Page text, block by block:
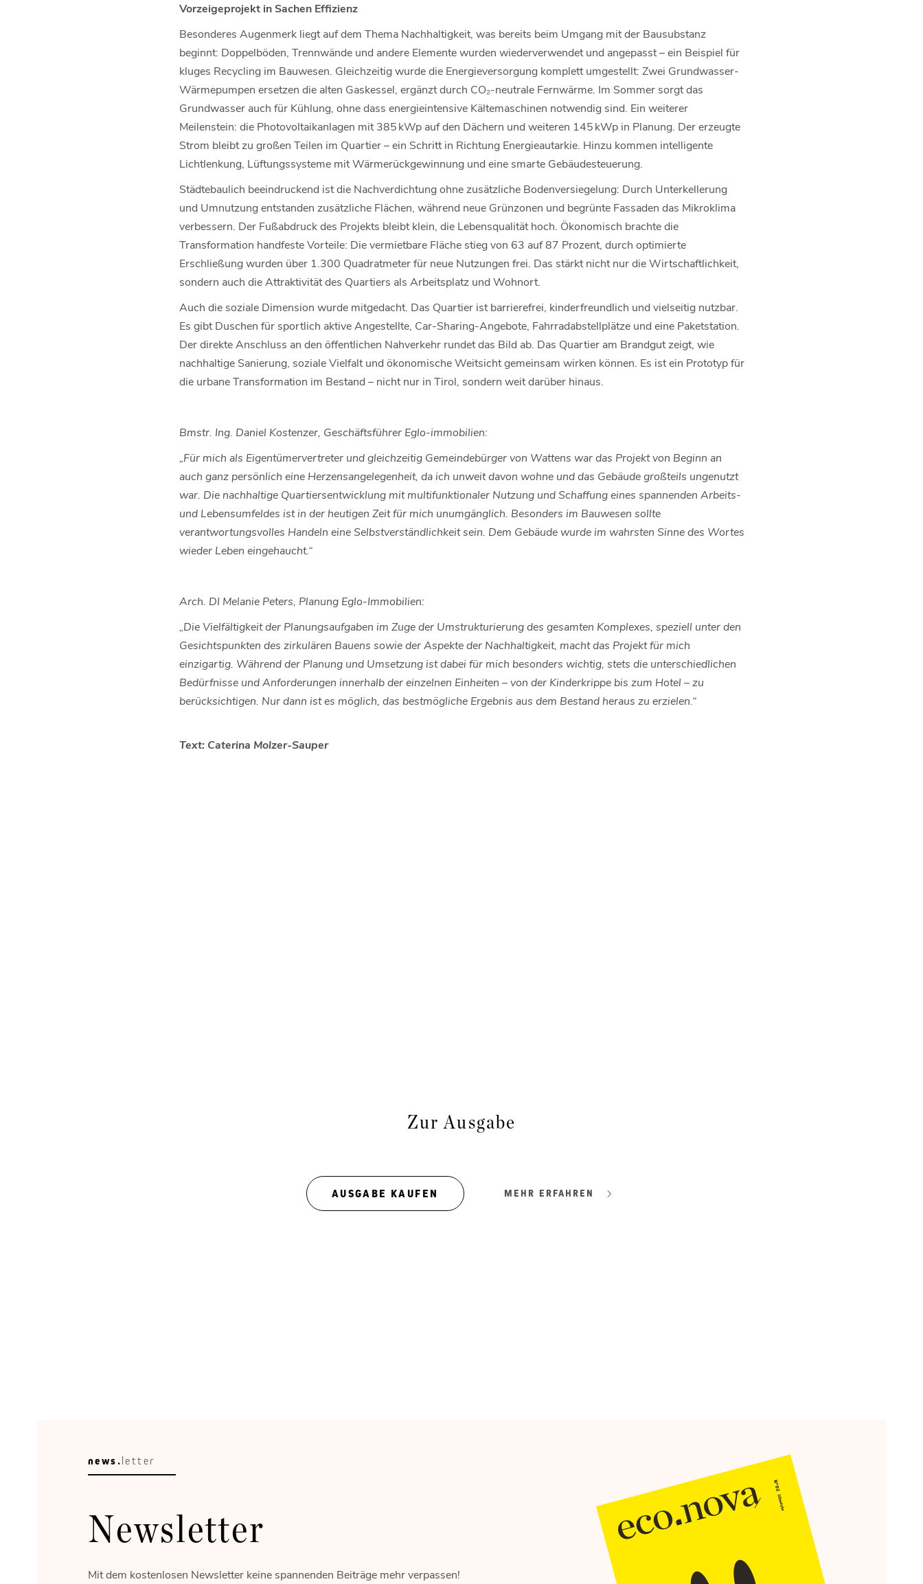
Vorzeigeprojekt in Sachen Effizienz
Besonderes Augenmerk liegt auf dem Thema Nachhaltigkeit, was bereits beim Umgang mit der Bausubstanz
beginnt: Doppelböden, Trennwände und andere Elemente wurden wiederverwendet und angepasst – ein Beispiel für
kluges Recycling im Bauwesen. Gleichzeitig wurde die Energieversorgung komplett umgestellt: Zwei Grundwasser-
Wärmepumpen ersetzen die alten Gaskessel, ergänzt durch CO₂-neutrale Fernwärme. Im Sommer sorgt das
Grundwasser auch für Kühlung, ohne dass energieintensive Kältemaschinen notwendig sind. Ein weiterer
Meilenstein: die Photovoltaikanlagen mit 385 kWp auf den Dächern und weiteren 145 kWp in Planung. Der erzeugte
Strom bleibt zu großen Teilen im Quartier – ein Schritt in Richtung Energieautarkie. Hinzu kommen intelligente
Lichtlenkung, Lüftungssysteme mit Wärmerückgewinnung und eine smarte Gebäudesteuerung.
Städtebaulich beeindruckend ist die Nachverdichtung ohne zusätzliche Bodenversiegelung: Durch Unterkellerung
und Umnutzung entstanden zusätzliche Flächen, während neue Grünzonen und begrünte Fassaden das Mikroklima
verbessern. Der Fußabdruck des Projekts bleibt klein, die Lebensqualität hoch. Ökonomisch brachte die
Transformation handfeste Vorteile: Die vermietbare Fläche stieg von 63 auf 87 Prozent, durch optimierte
Erschließung wurden über 1.300 Quadratmeter für neue Nutzungen frei. Das stärkt nicht nur die Wirtschaftlichkeit,
sondern auch die Attraktivität des Quartiers als Arbeitsplatz und Wohnort.
Auch die soziale Dimension wurde mitgedacht. Das Quartier ist barrierefrei, kinderfreundlich und vielseitig nutzbar.
Es gibt Duschen für sportlich aktive Angestellte, Car-Sharing-Angebote, Fahrradabstellplätze und eine Paketstation.
Der direkte Anschluss an den öffentlichen Nahverkehr rundet das Bild ab. Das Quartier am Brandgut zeigt, wie
nachhaltige Sanierung, soziale Vielfalt und ökonomische Weitsicht gemeinsam wirken können. Es ist ein Prototyp für
die urbane Transformation im Bestand – nicht nur in Tirol, sondern weit darüber hinaus.
Bmstr. Ing. Daniel Kostenzer, Geschäftsführer Eglo-immobilien:
„Für mich als Eigentümervertreter und gleichzeitig Gemeindebürger von Wattens war das Projekt von Beginn an
auch ganz persönlich eine Herzensangelegenheit, da ich unweit davon wohne und das Gebäude großteils ungenutzt
war. Die nachhaltige Quartiersentwicklung mit multifunktionaler Nutzung und Schaffung eines spannenden Arbeits-
und Lebensumfeldes ist in der heutigen Zeit für mich unumgänglich. Besonders im Bauwesen sollte
verantwortungsvolles Handeln eine Selbstverständlichkeit sein. Dem Gebäude wurde im wahrsten Sinne des Wortes
wieder Leben eingehaucht.“
Arch. DI Melanie Peters, Planung Eglo-Immobilien:
„Die Vielfältigkeit der Planungsaufgaben im Zuge der Umstrukturierung des gesamten Komplexes, speziell unter den
Gesichtspunkten des zirkulären Bauens sowie der Aspekte der Nachhaltigkeit, macht das Projekt für mich
einzigartig. Während der Planung und Umsetzung ist dabei für mich besonders wichtig, stets die unterschiedlichen
Bedürfnisse und Anforderungen innerhalb der einzelnen Einheiten – von der Kinderkrippe bis zum Hotel – zu
berücksichtigen. Nur dann ist es möglich, das bestmögliche Ergebnis aus dem Bestand heraus zu erzielen.“
Text: Caterina Molzer-Sauper
Zur Ausgabe
AUSGABE KAUFEN MEHR ERFAHREN
news.letter
Newsletter
Mit dem kostenlosen Newsletter keine spannenden Beiträge mehr verpassen!